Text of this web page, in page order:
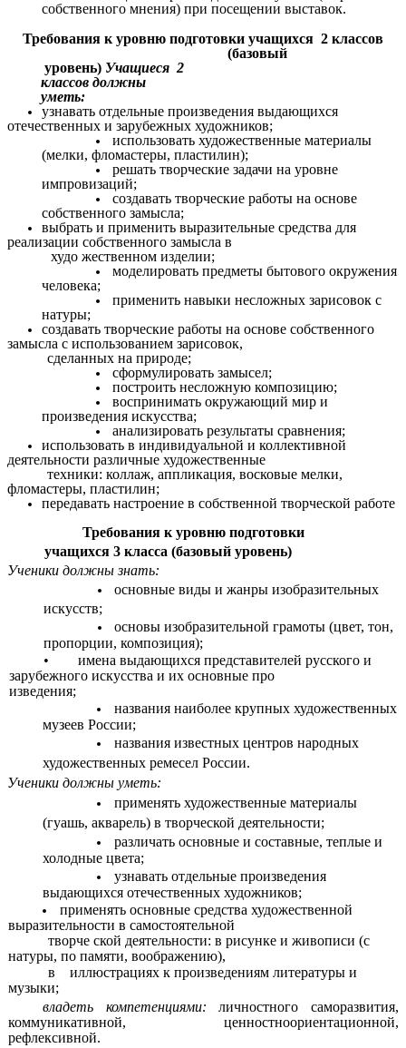
собственного мнения) при посещении выставок.
Требования к уровню подготовки учащихся 2 классов
(базовый
уровень) Учащиеся 2
классов должны
уметь:
узнавать отдельные произведения выдающихся
отечественных и зарубежных художников;
использовать художественные материалы
(мелки, фломастеры, пластилин);
решать творческие задачи на уровне
импровизаций;
создавать творческие работы на основе
собственного замысла;
выбрать и применить выразительные средства для
реализации собственного замысла в
худо жественном изделии;
моделировать предметы бытового окружения
человека;
применить навыки несложных зарисовок с
натуры;
создавать творческие работы на основе собственного
замысла с использованием зарисовок,
сделанных на природе;
сформулировать замысел;
построить несложную композицию;
воспринимать окружающий мир и
произведения искусства;
анализировать результаты сравнения;
использовать в индивидуальной и коллективной
деятельности различные художественные
техники: коллаж, аппликация, восковые мелки,
фломастеры, пластилин;
передавать настроение в собственной творческой работе
Требования к уровню подготовки
учащихся 3 класса (базовый уровень)
Ученики должны знать:
основные виды и жанры изобразительных
искусств;
основы изобразительной грамоты (цвет, тон,
пропорции, композиция);
• имена выдающихся представителей русского и
зарубежного искусства и их основные про
изведения;
названия наиболее крупных художественных
музеев России;
названия известных центров народных
художественных ремесел России.
Ученики должны уметь:
применять художественные материалы
(гуашь, акварель) в творческой деятельности;
различать основные и составные, теплые и
холодные цвета;
узнавать отдельные произведения
выдающихся отечественных художников;
применять основные средства художественной
выразительности в самостоятельной
творче ской деятельности: в рисунке и живописи (с
натуры, по памяти, воображению),
в иллюстрациях к произведениям литературы и
музыки;
владеть компетенциями:личностного саморазвития,
коммуникативной, ценностноориентационной,
рефлексивной.